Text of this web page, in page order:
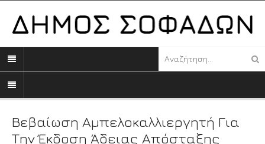
Βεβαίωση Αμπελοκαλλιεργητή Για
Την Έκδοση Άδειας Απόσταξης